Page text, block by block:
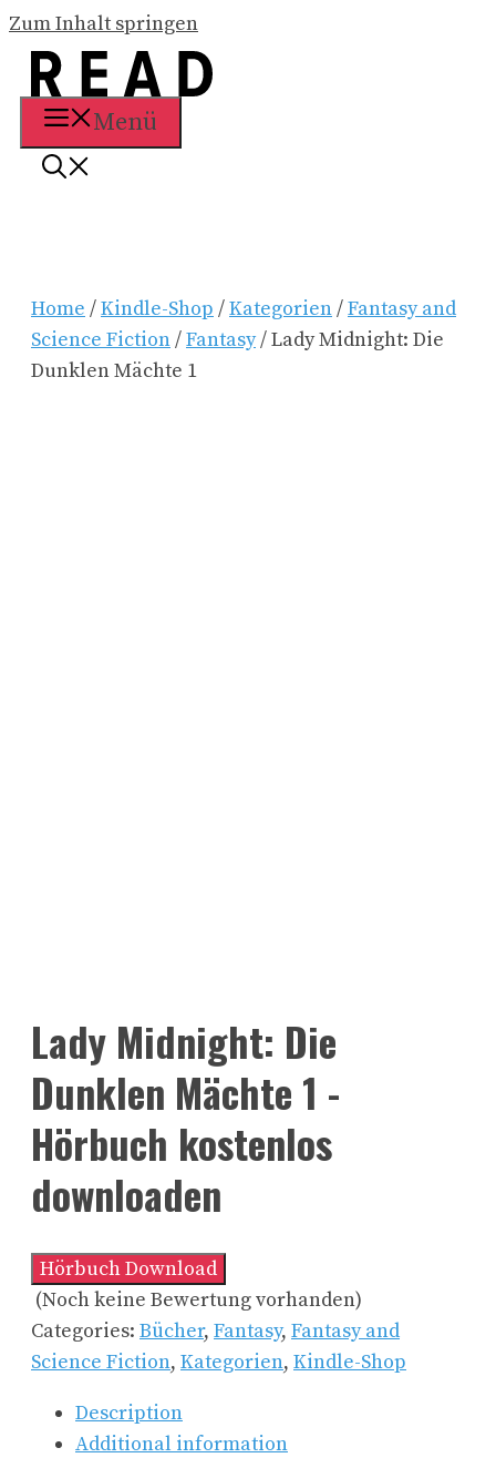
Zum Inhalt springen
Menü
Home /Kindle-Shop /Kategorien/Fantasy and
Science Fiction/Fantasy/ Lady Midnight: Die
Dunklen Mächte 1
Lady Midnight: Die
Dunklen Mächte 1 -
Hörbuch kostenlos
downloaden
Hörbuch Download
(Noch keine Bewertung vorhanden)
Categories: Bücher, Fantasy, Fantasy and
Science Fiction, Kategorien, Kindle-Shop
Description
Additional information